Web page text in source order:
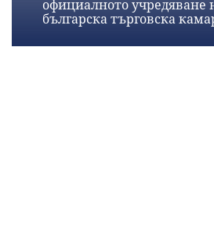
официалното учредяване
българска търговска